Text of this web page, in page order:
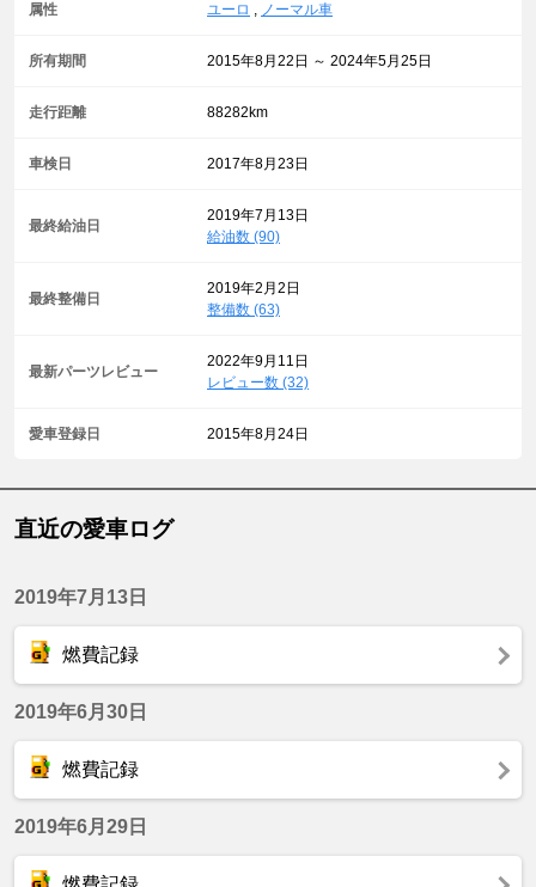
属性 ユーロ , ノーマル車
所有期間 2015年8月22日 ～ 2024年5月25日
走行距離 88282km
車検日 2017年8月23日
最終給油日
2019年7月13日
給油数 (90)
最終整備日
2019年2月2日
整備数 (63)
最新パーツレビュー
2022年9月11日
レビュー数 (32)
愛車登録日 2015年8月24日
直近の愛車ログ
2019年7月13日
燃費記録
2019年6月30日
燃費記録
2019年6月29日